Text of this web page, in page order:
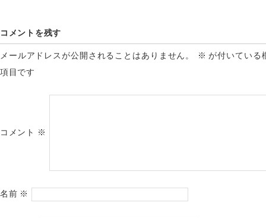
コメントを残す
メールアドレスが公開されることはありません。 ※ が付いている
項目です
コメント ※
名前 ※